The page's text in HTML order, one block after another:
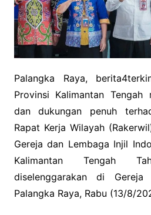
Palangka Raya,
Provinsi Kalimantan Tengah
dan dukungan penuh
Rapat Kerja Wilayah
Gereja dan Lembaga Injil
Kalimantan Tengah
diselenggarakan di
Palangka Raya, Rabu (13/8/